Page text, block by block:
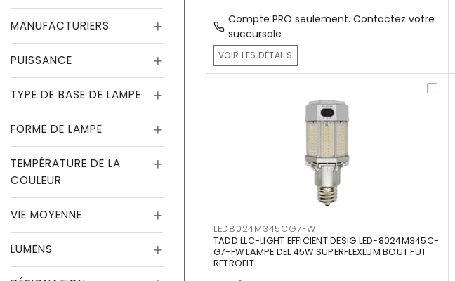
MANUFACTURIERS
PUISSANCE
TYPE DE BASE DE LAMPE
FORME DE LAMPE
TEMPÉRATURE DE LA
COULEUR
VIE MOYENNE
LUMENS
Compte PRO seulement. Contactez votre
succursale
VOIR LES DÉTAILS
LED8024M345CG7FW
TADD LLC-LIGHT EFFICIENT DESIG LED-8024M345C-
G7-FW LAMPE DEL 45W SUPERFLEXLUM BOUT FUT
RETROFIT